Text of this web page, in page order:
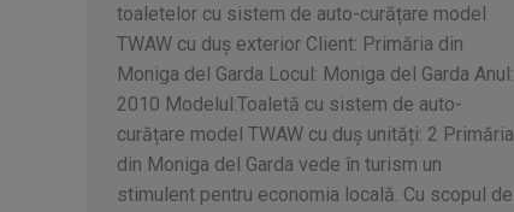
toaletelor cu sistem de auto-curățare model
TWAW cu duș exterior Client: Primăria din
Moniga del Garda Locul: Moniga del Garda Anul:
2010 Modelul:Toaletă cu sistem de auto-
curățare model TWAW cu duș unități: 2 Primăria
din Moniga del Garda vede în turism un
stimulent pentru economia locală. Cu scopul de